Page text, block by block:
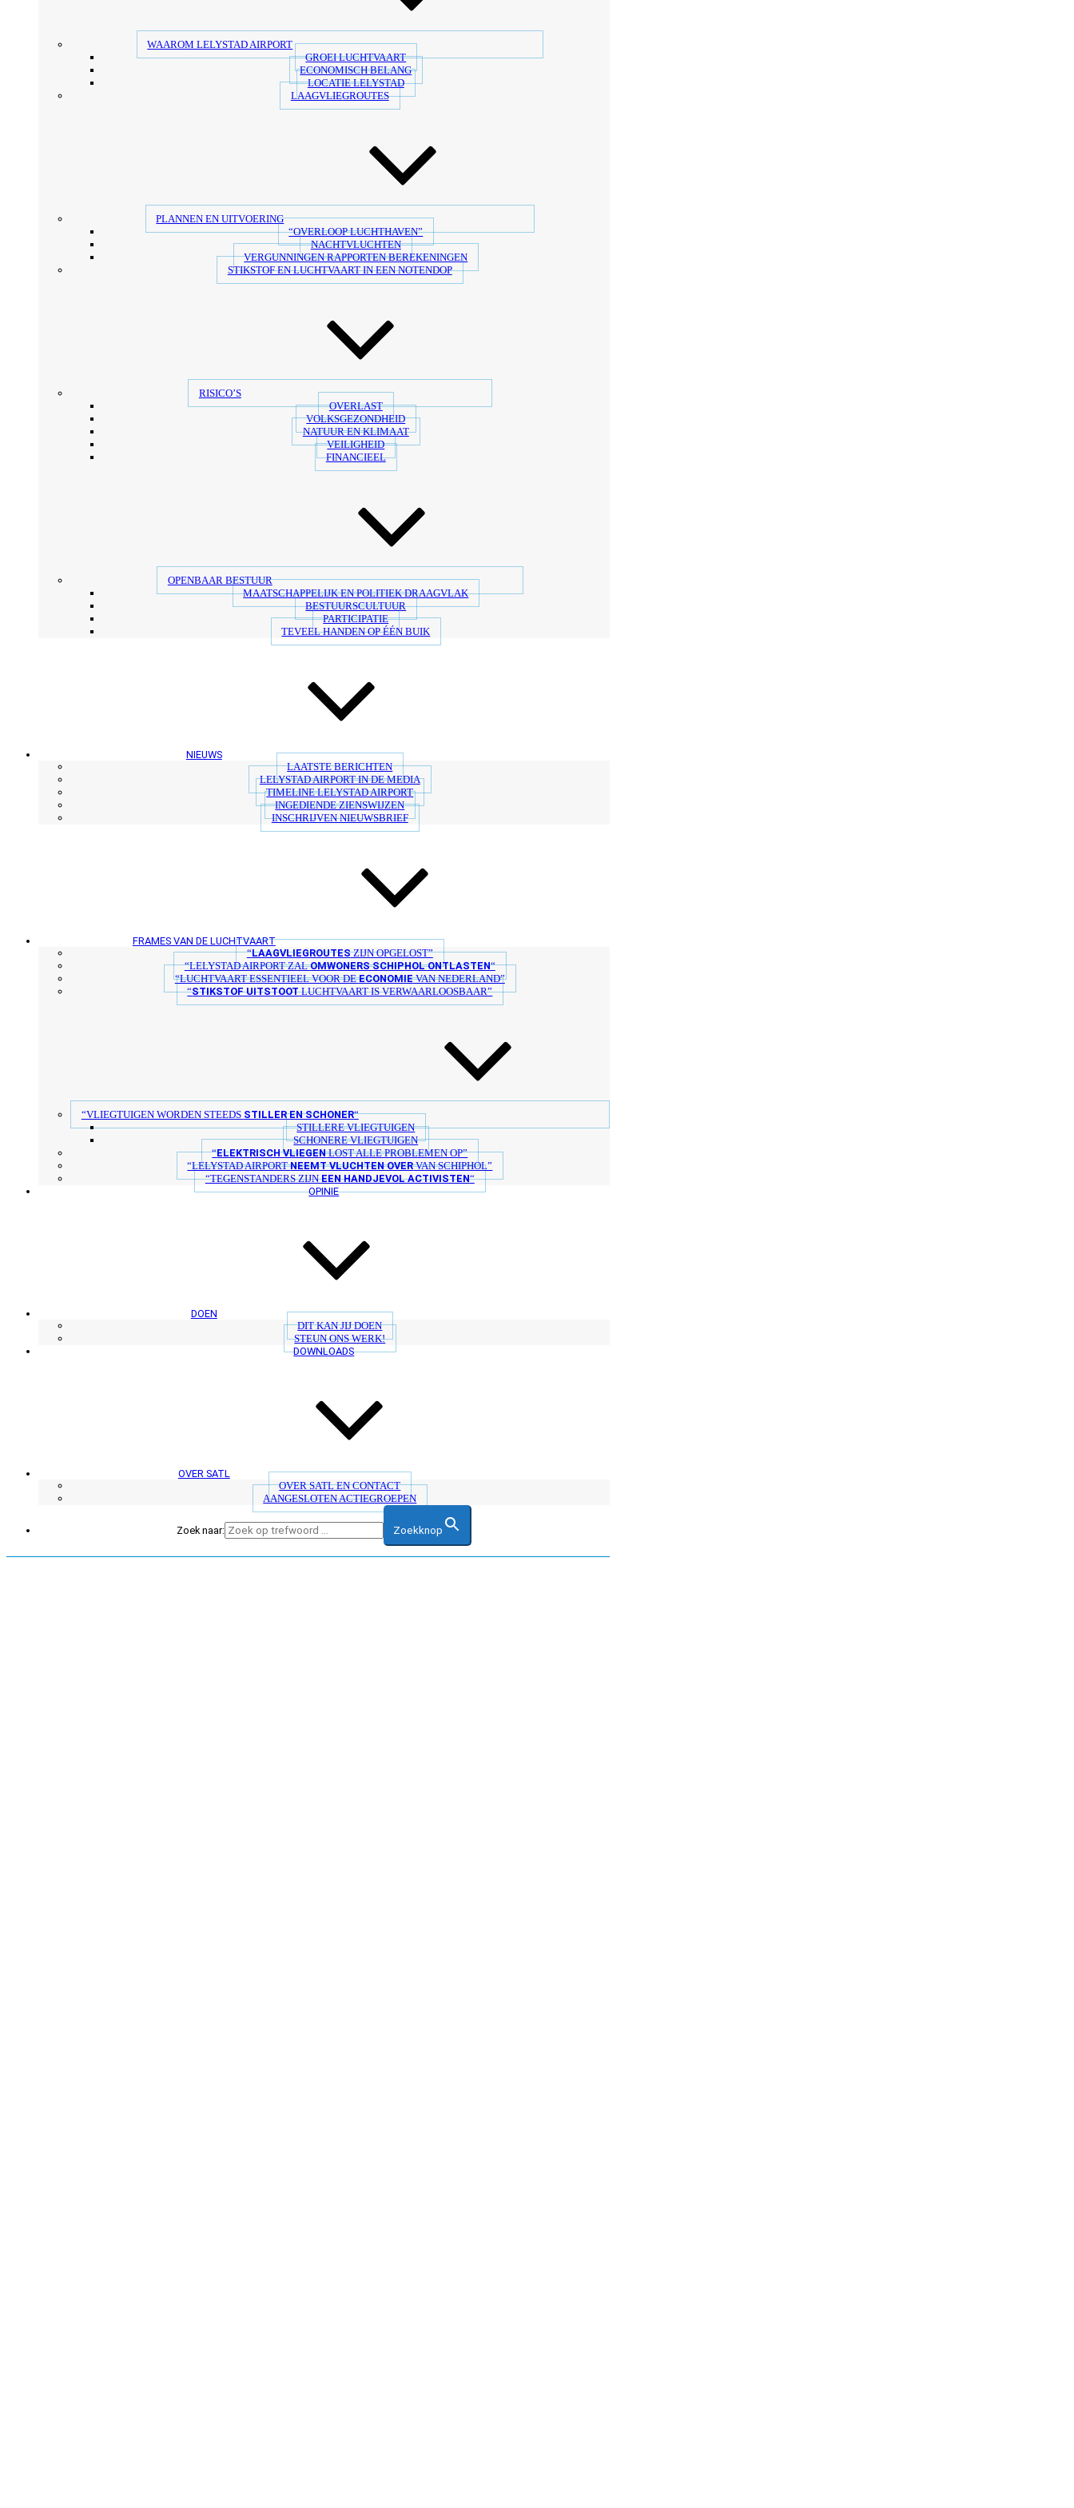
WAAROM LELYSTAD AIRPORT
GROEI LUCHTVAART
ECONOMISCH BELANG
LOCATIE LELYSTAD
LAAGVLIEGROUTES
PLANNEN EN UITVOERING
“OVERLOOP LUCHTHAVEN”
NACHTVLUCHTEN
VERGUNNINGEN RAPPORTEN BEREKENINGEN
STIKSTOF EN LUCHTVAART IN EEN NOTENDOP
RISICO’S
OVERLAST
VOLKSGEZONDHEID
NATUUR EN KLIMAAT
VEILIGHEID
FINANCIEEL
OPENBAAR BESTUUR
MAATSCHAPPELIJK EN POLITIEK DRAAGVLAK
BESTUURSCULTUUR
PARTICIPATIE
TEVEEL HANDEN OP ÉÉN BUIK
NIEUWS
LAATSTE BERICHTEN
LELYSTAD AIRPORT IN DE MEDIA
TIMELINE LELYSTAD AIRPORT
INGEDIENDE ZIENSWIJZEN
INSCHRIJVEN NIEUWSBRIEF
FRAMES VAN DE LUCHTVAART
“LAAGVLIEGROUTESZIJN OPGELOST”
“LELYSTAD AIRPORT ZALOMWONERS SCHIPHOL ONTLASTEN“
“LUCHTVAART ESSENTIEEL VOOR DEECONOMIEVAN NEDERLAND”
“STIKSTOF UITSTOOTLUCHTVAART IS VERWAARLOOSBAAR”
“VLIEGTUIGEN WORDEN STEEDS STILLER EN SCHONER“
STILLERE VLIEGTUIGEN
SCHONERE VLIEGTUIGEN
“ELEKTRISCH VLIEGENLOST ALLE PROBLEMEN OP”
“LELYSTAD AIRPORTNEEMT VLUCHTEN OVERVAN SCHIPHOL”
“TEGENSTANDERS ZIJNEEN HANDJEVOL ACTIVISTEN“
OPINIE
DOEN
DIT KAN JIJ DOEN
STEUN ONS WERK!
DOWNLOADS
OVER SATL
OVER SATL EN CONTACT
AANGESLOTEN ACTIEGROEPEN
Zoek naar: Zoekknop